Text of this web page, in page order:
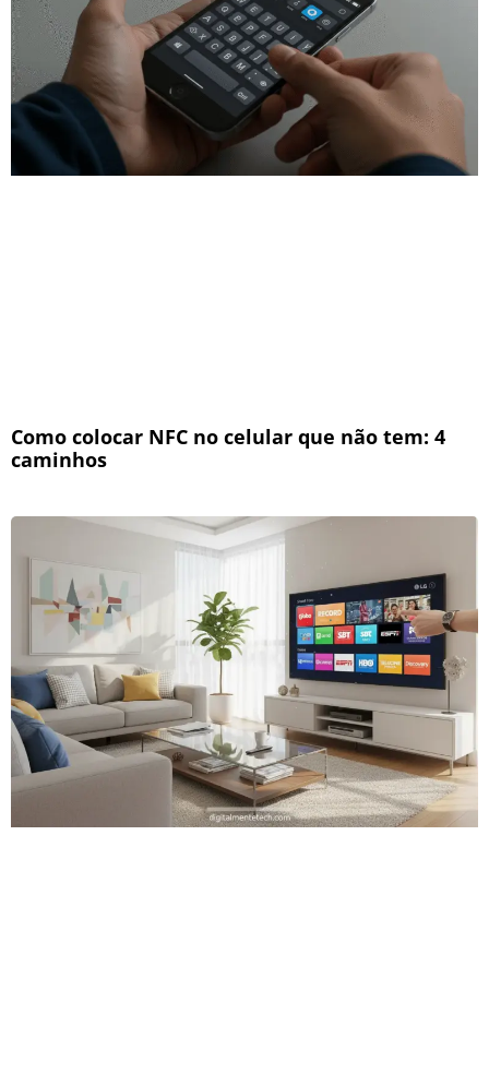
Como colocar NFC no celular que não tem: 4
caminhos